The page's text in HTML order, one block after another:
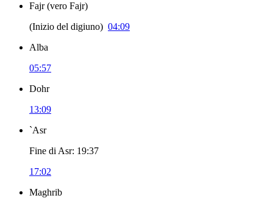
Fajr (vero Fajr)
(Inizio del digiuno) 04:09
Alba
05:57
Dohr
13:09
`Asr
Fine di Asr: 19:37
17:02
Maghrib